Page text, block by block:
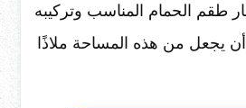
طقم الحمام المناسب وتركيبه
يجعل من هذه المساحة ملاذًا